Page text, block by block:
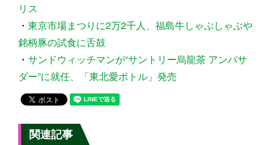
リス
・ 東京市場まつりに2万2千人、福島牛しゃぶしゃぶや
銘柄豚の試食に舌鼓
・ サンドウィッチマンが“サントリー烏龍茶 アンバサ
ダー”に就任、「東北愛ボトル」発売
関連記事